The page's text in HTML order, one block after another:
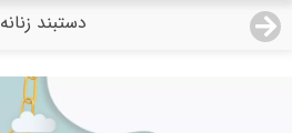
دستبند زنانه
منو